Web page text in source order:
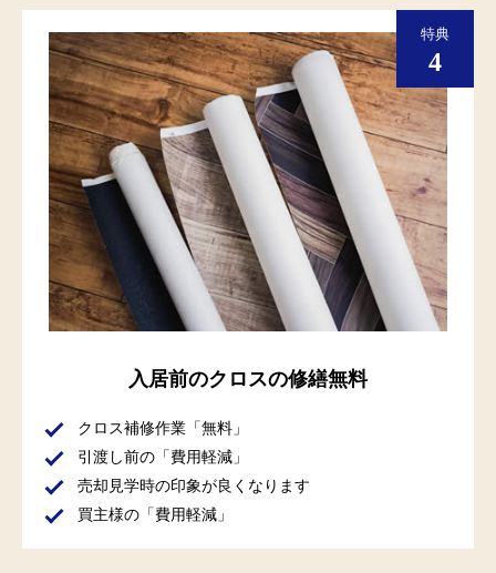
入居前のクロスの修繕無料
クロス補修作業「無料」
引渡し前の「費用軽減」
売却見学時の印象が良くなります
買主様の「費用軽減」